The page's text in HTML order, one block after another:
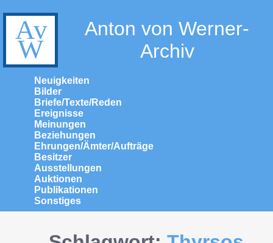
Anton von Werner-
Archiv
Neuigkeiten
Bilder
Briefe/Texte/Reden
Ereignisse
Meinungen
Beziehungen
Ehrungen/Ämter/Aufträge
Besitzer
Ausstellungen
Auktionen
Publikationen
Sonstiges